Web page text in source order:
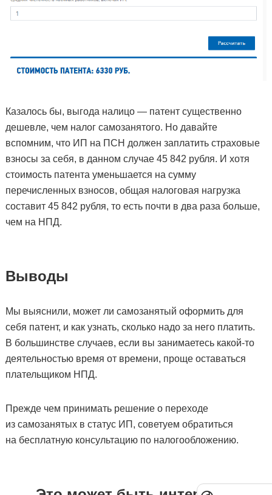
Казалось бы, выгода налицо — патент существенно
дешевле, чем налог самозанятого. Но давайте
вспомним, что ИП на ПСН должен заплатить страховые
взносы за себя, в данном случае 45 842 рубля. И хотя
стоимость патента уменьшается на сумму
перечисленных взносов, общая налоговая нагрузка
составит 45 842 рубля, то есть почти в два раза больше,
чем на НПД.
Выводы
Мы выяснили, может ли самозанятый оформить для
себя патент, и как узнать, сколько надо за него платить.
В большинстве случаев, если вы занимаетесь какой-то
деятельностью время от времени, проще оставаться
плательщиком НПД.
Прежде чем принимать решение о переходе
из самозанятых в статус ИП, советуем обратиться
на бесплатную консультацию по налогообложению.